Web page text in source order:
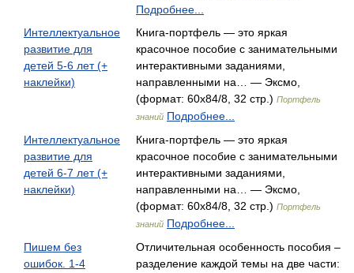
Подробнее...
Интеллектуальное
развитие для
детей 5-6 лет (+
наклейки)
Книга-портфель — это яркая
красочное пособие с занимательными
интерактивными заданиями,
направленными на… — Эксмо,
(формат: 60x84/8, 32 стр.) Портфель
знаний Подробнее...
Интеллектуальное
развитие для
детей 6-7 лет (+
наклейки)
Книга-портфель — это яркая
красочное пособие с занимательными
интерактивными заданиями,
направленными на… — Эксмо,
(формат: 60x84/8, 32 стр.) Портфель
знаний Подробнее...
Пишем без
ошибок. 1-4
Отличительная особенность пособия –
разделение каждой темы на две части: